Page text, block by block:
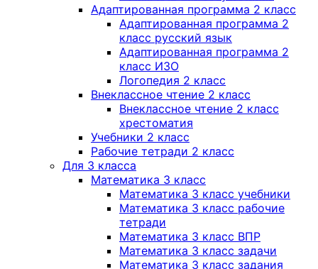
Адаптированная программа 2 класс
Адаптированная программа 2
класс русский язык
Адаптированная программа 2
класс ИЗО
Логопедия 2 класс
Внеклассное чтение 2 класс
Внеклассное чтение 2 класс
хрестоматия
Учебники 2 класс
Рабочие тетради 2 класс
Для 3 класса
Математика 3 класс
Математика 3 класс учебники
Математика 3 класс рабочие
тетради
Математика 3 класс ВПР
Математика 3 класс задачи
Математика 3 класс задания